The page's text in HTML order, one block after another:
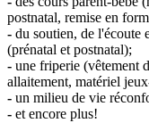
postnatal, remise en
- du soutien, de l'écoute
(prénatal et postnatal);
- une friperie (vêtement
allaitement, matériel
- un milieu de vie
- et encore plus!